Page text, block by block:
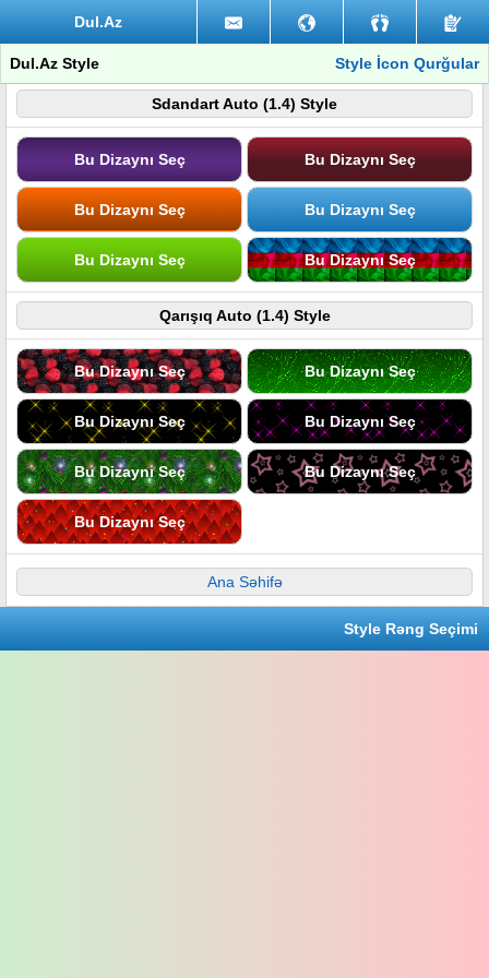
Dul.Az
Dul.Az Style Style İcon Qurğular
Sdandart Auto (1.4) Style
Bu Dizaynı Seç Bu Dizaynı Seç
Bu Dizaynı Seç Bu Dizaynı Seç
Bu Dizaynı Seç Bu Dizaynı Seç
Qarışıq Auto (1.4) Style
Bu Dizaynı Seç Bu Dizaynı Seç
Bu Dizaynı Seç Bu Dizaynı Seç
Bu Dizaynı Seç Bu Dizaynı Seç
Bu Dizaynı Seç
Ana Səhifə
Style Rəng Seçimi